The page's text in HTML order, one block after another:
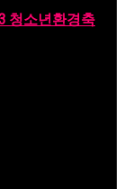
청소년환경축